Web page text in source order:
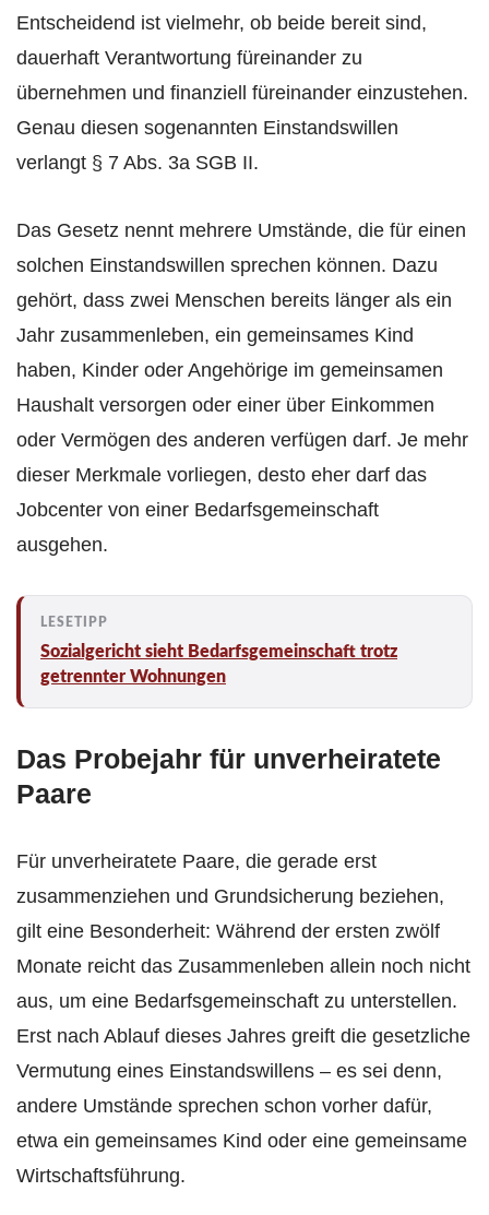
Entscheidend ist vielmehr, ob beide bereit sind,
dauerhaft Verantwortung füreinander zu
übernehmen und finanziell füreinander einzustehen.
Genau diesen sogenannten Einstandswillen
verlangt § 7 Abs. 3a SGB II.
Das Gesetz nennt mehrere Umstände, die für einen
solchen Einstandswillen sprechen können. Dazu
gehört, dass zwei Menschen bereits länger als ein
Jahr zusammenleben, ein gemeinsames Kind
haben, Kinder oder Angehörige im gemeinsamen
Haushalt versorgen oder einer über Einkommen
oder Vermögen des anderen verfügen darf. Je mehr
dieser Merkmale vorliegen, desto eher darf das
Jobcenter von einer Bedarfsgemeinschaft
ausgehen.
Sozialgericht sieht Bedarfsgemeinschaft trotz
getrennter Wohnungen
Das Probejahr für unverheiratete
Paare
Für unverheiratete Paare, die gerade erst
zusammenziehen und Grundsicherung beziehen,
gilt eine Besonderheit: Während der ersten zwölf
Monate reicht das Zusammenleben allein noch nicht
aus, um eine Bedarfsgemeinschaft zu unterstellen.
Erst nach Ablauf dieses Jahres greift die gesetzliche
Vermutung eines Einstandswillens – es sei denn,
andere Umstände sprechen schon vorher dafür,
etwa ein gemeinsames Kind oder eine gemeinsame
Wirtschaftsführung.